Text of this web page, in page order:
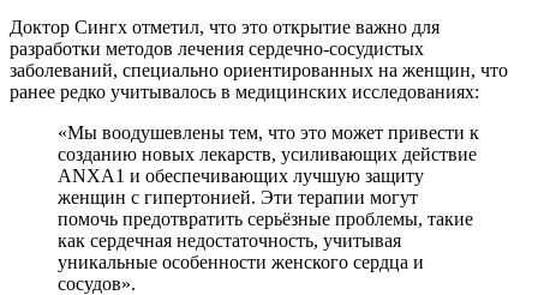
Доктор Сингх отметил, что это открытие важно для
разработки методов лечения сердечно-сосудистых
заболеваний, специально ориентированных на женщин, что
ранее редко учитывалось в медицинских исследованиях:
«Мы воодушевлены тем, что это может привести к
созданию новых лекарств, усиливающих действие
ANXA1 и обеспечивающих лучшую защиту
женщин с гипертонией. Эти терапии могут
помочь предотвратить серьёзные проблемы, такие
как сердечная недостаточность, учитывая
уникальные особенности женского сердца и
сосудов».